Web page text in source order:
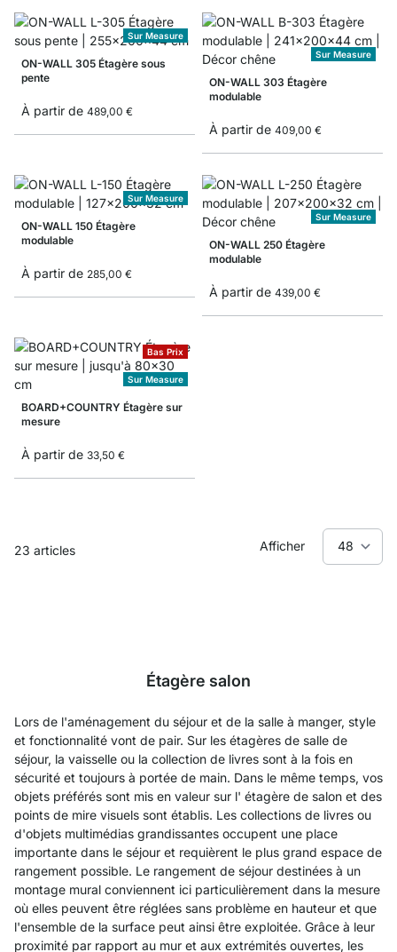
Sur Measure
ON-WALL 305 Étagère sous
pente
À partir de 489,00 €
Sur Measure
ON-WALL 303 Étagère
modulable
À partir de 409,00 €
Sur Measure
ON-WALL 150 Étagère
modulable
À partir de 285,00 €
Sur Measure
ON-WALL 250 Étagère
modulable
À partir de 439,00 €
Bas Prix
Sur Measure
BOARD+COUNTRY Étagère sur
mesure
À partir de 33,50 €
23 articles Afficher
Étagère salon
Lors de l'aménagement du séjour et de la salle à manger, style
et fonctionnalité vont de pair. Sur les étagères de salle de
séjour, la vaisselle ou la collection de livres sont à la fois en
sécurité et toujours à portée de main. Dans le même temps, vos
objets préférés sont mis en valeur sur l' étagère de salon et des
points de mire visuels sont établis. Les collections de livres ou
d'objets multimédias grandissantes occupent une place
importante dans le séjour et requièrent le plus grand espace de
rangement possible. Le rangement de séjour destinées à un
montage mural conviennent ici particulièrement dans la mesure
où elles peuvent être réglées sans problème en hauteur et que
l'ensemble de la surface peut ainsi être exploitée. Grâce à leur
proximité par rapport au mur et aux extrémités ouvertes, les